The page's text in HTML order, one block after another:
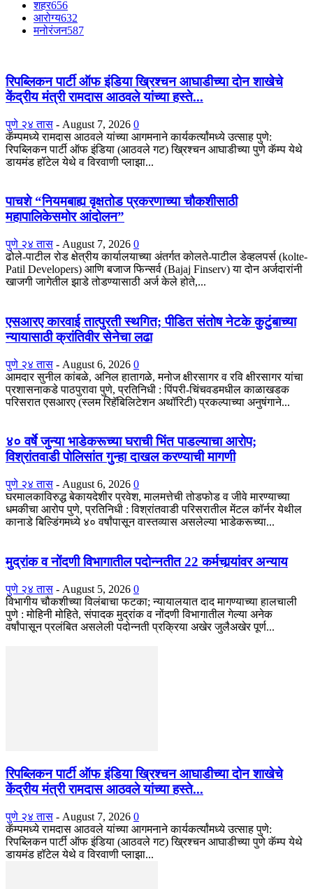
शहर656
आरोग्य632
मनोरंजन587
रिपब्लिकन पार्टी ऑफ इंडिया ख्रिश्चन आघाडीच्या दोन शाखेचे
केंद्रीय मंत्री रामदास आठवले यांच्या हस्ते...
पुणे २४ तास - August 7, 2026 0
कॅम्पमध्ये रामदास आठवले यांच्या आगमनाने कार्यकर्त्यांमध्ये उत्साह पुणे:
रिपब्लिकन पार्टी ऑफ इंडिया (आठवले गट) ख्रिश्चन आघाडीच्या पुणे कॅम्प येथे
डायमंड हॉटेल येथे व विरवाणी प्लाझा...
पाचशे “नियमबाह्य वृक्षतोड प्रकरणाच्या चौकशीसाठी
महापालिकेसमोर आंदोलन”
पुणे २४ तास - August 7, 2026 0
ढोले-पाटील रोड क्षेत्रीय कार्यालयाच्या अंतर्गत कोलते-पाटील डेव्हलपर्स (kolte-
Patil Developers) आणि बजाज फिन्सर्व (Bajaj Finserv) या दोन अर्जदारांनी
खाजगी जागेतील झाडे तोडण्यासाठी अर्ज केले होते,...
एसआरए कारवाई तात्पुरती स्थगित; पीडित संतोष नेटके कुटुंबाच्या
न्यायासाठी क्रांतिवीर सेनेचा लढा
पुणे २४ तास - August 6, 2026 0
आमदार सुनील कांबळे, अनिल हातागळे, मनोज क्षीरसागर व रवि क्षीरसागर यांचा
प्रशासनाकडे पाठपुरावा पुणे, प्रतिनिधी : पिंपरी-चिंचवडमधील काळाखडक
परिसरात एसआरए (स्लम रिहॅबिलिटेशन अथॉरिटी) प्रकल्पाच्या अनुषंगाने...
४० वर्षे जुन्या भाडेकरूच्या घराची भिंत पाडल्याचा आरोप;
विश्रांतवाडी पोलिसांत गुन्हा दाखल करण्याची मागणी
पुणे २४ तास - August 6, 2026 0
घरमालकाविरुद्ध बेकायदेशीर प्रवेश, मालमत्तेची तोडफोड व जीवे मारण्याच्या
धमकीचा आरोप पुणे, प्रतिनिधी : विश्रांतवाडी परिसरातील मेंटल कॉर्नर येथील
कानाडे बिल्डिंगमध्ये ४० वर्षांपासून वास्तव्यास असलेल्या भाडेकरूच्या...
मुद्रांक व नोंदणी विभागातील पदोन्नतीत 22 कर्मचार्‍यांवर अन्याय
पुणे २४ तास - August 5, 2026 0
विभागीय चौकशीच्या विलंबाचा फटका; न्यायालयात दाद मागण्याच्या हालचाली
पुणे : मोहिनी मोहिते, संपादक मुद्रांक व नोंदणी विभागातील गेल्या अनेक
वर्षांपासून प्रलंबित असलेली पदोन्नती प्रक्रिया अखेर जुलैअखेर पूर्ण...
रिपब्लिकन पार्टी ऑफ इंडिया ख्रिश्चन आघाडीच्या दोन शाखेचे
केंद्रीय मंत्री रामदास आठवले यांच्या हस्ते...
पुणे २४ तास - August 7, 2026 0
कॅम्पमध्ये रामदास आठवले यांच्या आगमनाने कार्यकर्त्यांमध्ये उत्साह पुणे:
रिपब्लिकन पार्टी ऑफ इंडिया (आठवले गट) ख्रिश्चन आघाडीच्या पुणे कॅम्प येथे
डायमंड हॉटेल येथे व विरवाणी प्लाझा...